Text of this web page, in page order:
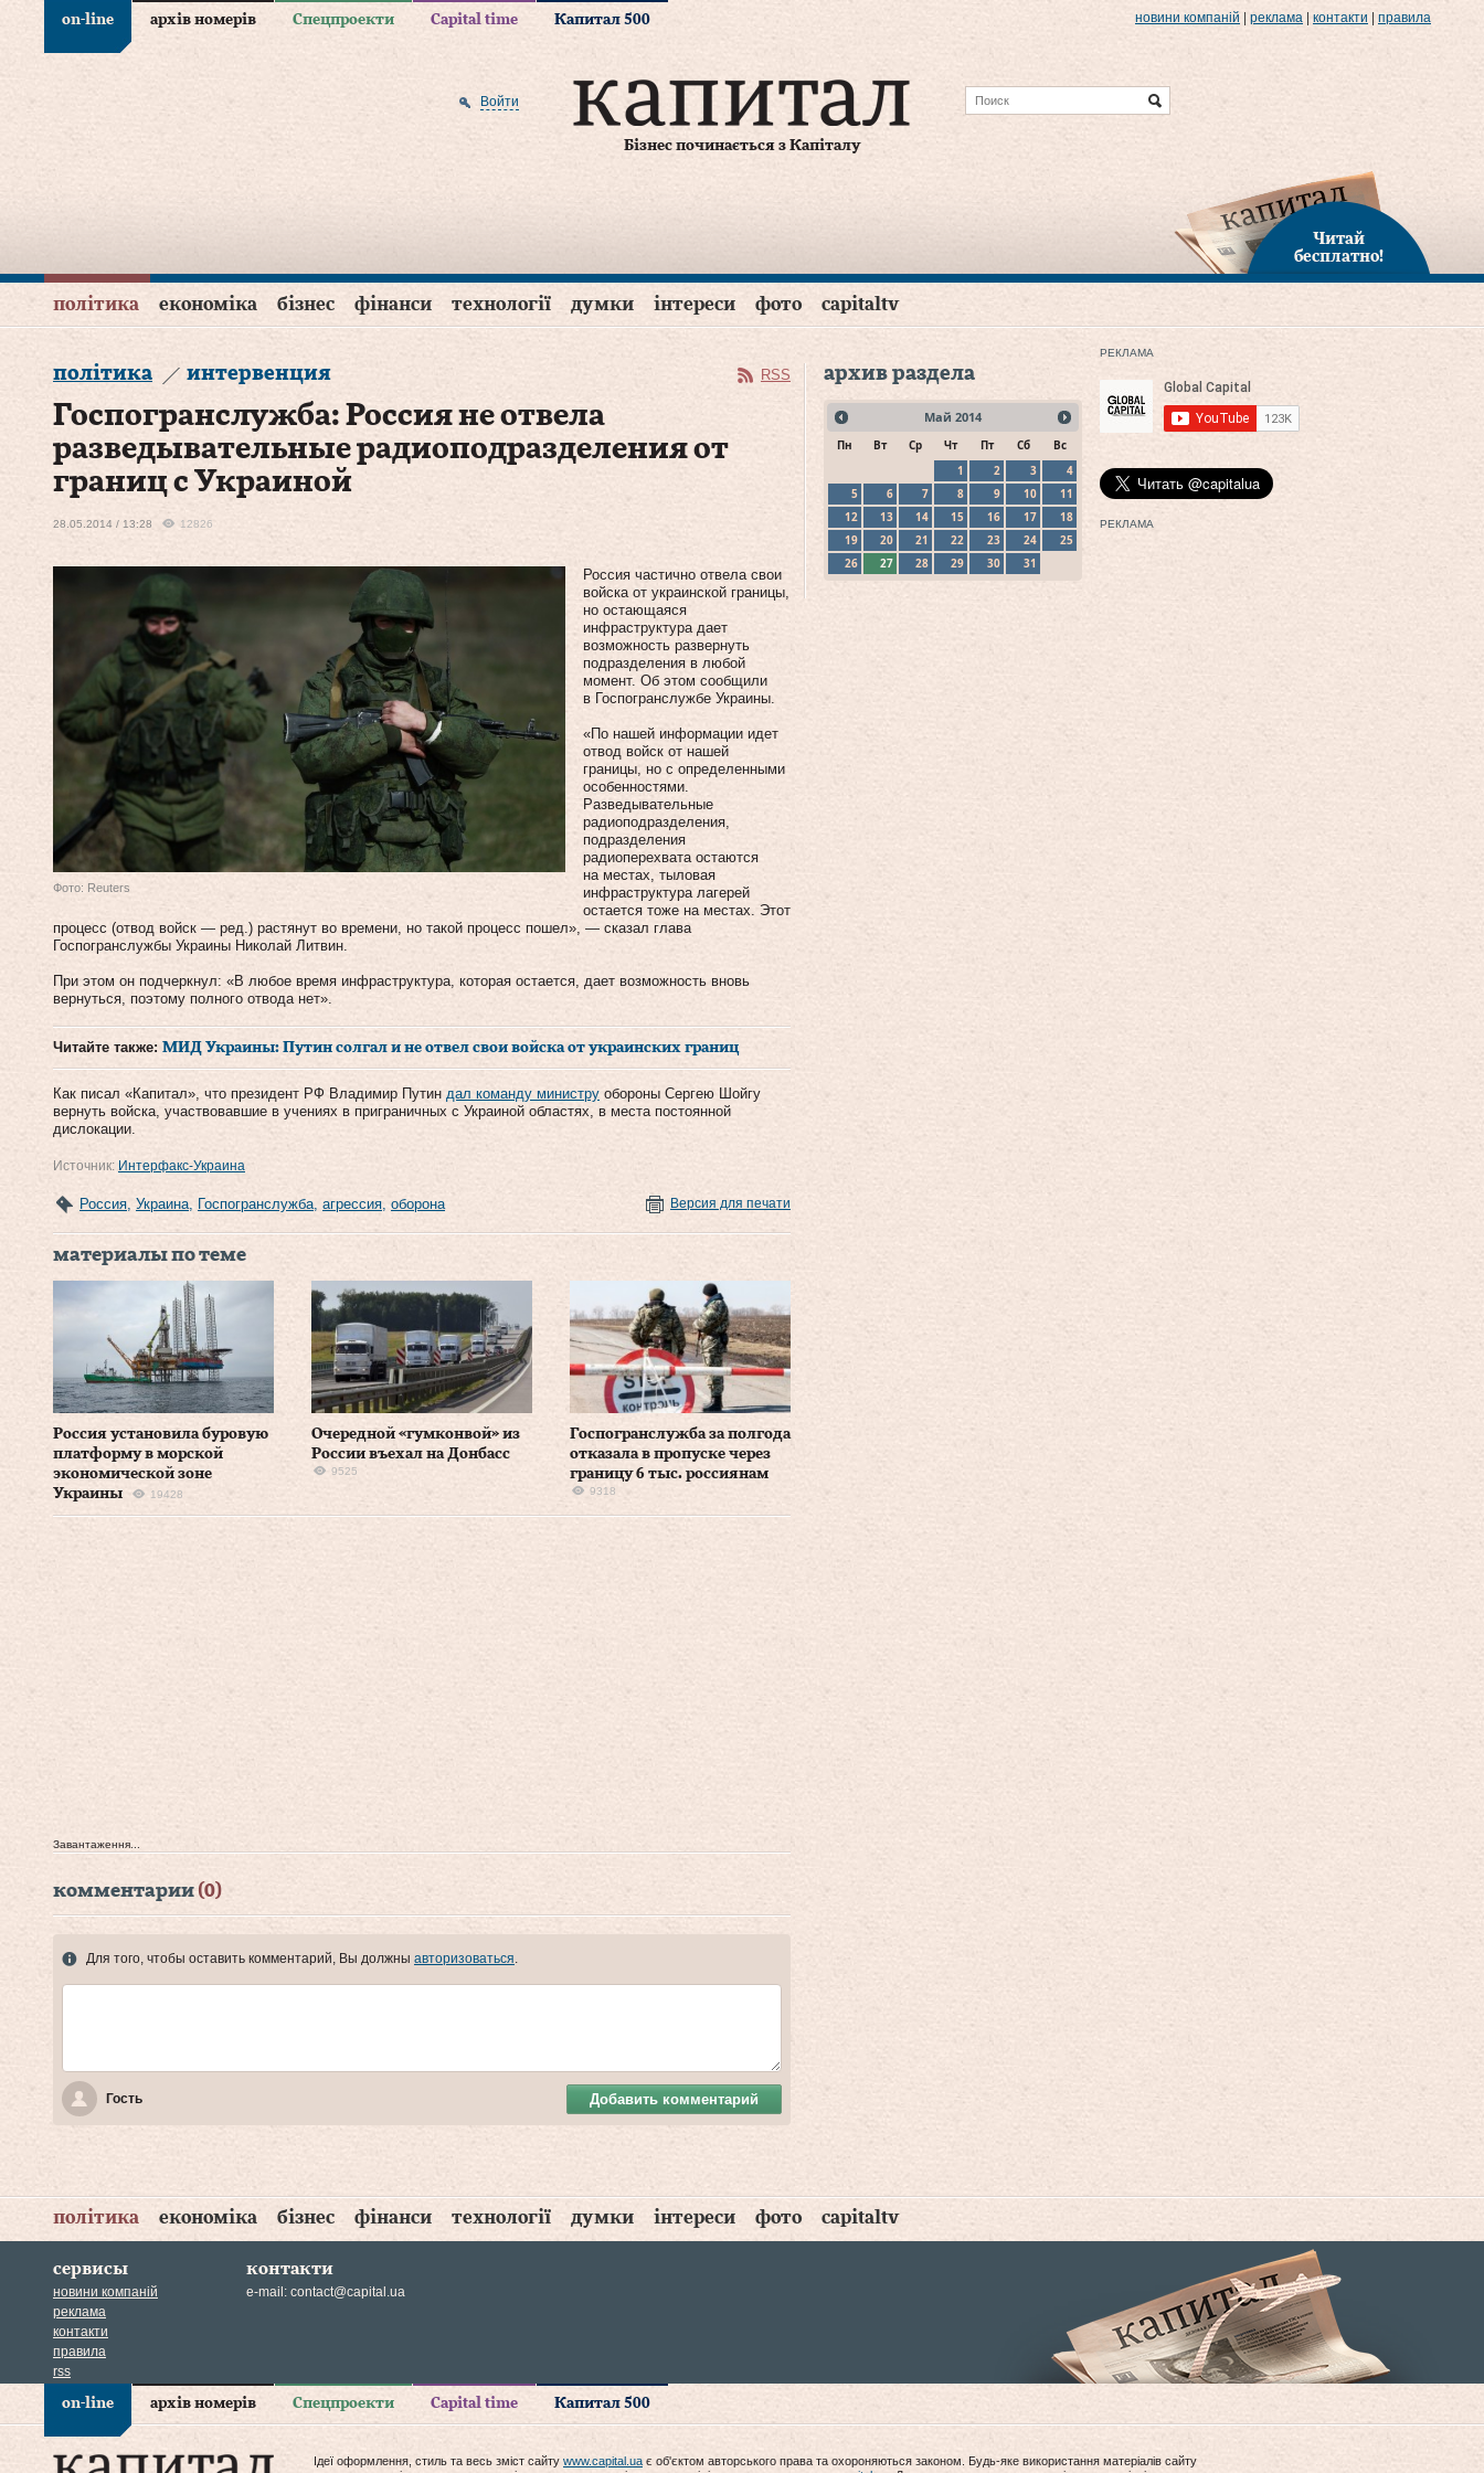
on-line архів номерів Спецпроекти Capital time Капитал 500 новини компаній реклама контакти правила
Бізнес починається з Капіталу
Войти
Читай
бесплатно!
політика економіка бізнес фінанси технології думки інтереси фото capitaltv
політика интервенция RSS
Госпогранслужба: Россия не отвела
разведывательные радиоподразделения от
границ с Украиной
28.05.2014 / 13:28 12826
Фото: Reuters
Россия частично отвела свои
войска от украинской границы,
но остающаяся
инфраструктура дает
возможность развернуть
подразделения в любой
момент. Об этом сообщили
в Госпогранслужбе Украины.
«По нашей информации идет
отвод войск от нашей
границы, но с определенными
особенностями.
Разведывательные
радиоподразделения,
подразделения
радиоперехвата остаются
на местах, тыловая
инфраструктура лагерей
остается тоже на местах. Этот
процесс (отвод войск — ред.) растянут во времени, но такой процесс пошел», — сказал глава
Госпогранслужбы Украины Николай Литвин.
При этом он подчеркнул: «В любое время инфраструктура, которая остается, дает возможность вновь
вернуться, поэтому полного отвода нет».
Читайте также: МИД Украины: Путин солгал и не отвел свои войска от украинских границ
Как писал «Капитал», что президент РФ Владимир Путин дал команду министру обороны Сергею Шойгу
вернуть войска, участвовавшие в учениях в приграничных с Украиной областях, в места постоянной
дислокации.
Источник: Интерфакс-Украина
Россия, Украина, Госпогранслужба, агрессия, оборона Версия для печати
материалы по теме
Россия установила буровую
платформу в морской
экономической зоне
Украины
19428
Очередной «гумконвой» из
России въехал на Донбасс
9525
Госпогранслужба за полгода
отказала в пропуске через
границу 6 тыс. россиянам
9318
Завантаження...
комментарии (0)
Для того, чтобы оставить комментарий, Вы должны авторизоваться.
Гость Добавить комментарий
архив раздела
Май 2014
Пн Вт Ср Чт Пт Сб
Вс
1
2 3
4
5
6 7 8 9 10
11
12
13 14 15 16 17
18
19
20 21 22 23 24
25
26
27 28 29 30 31
РЕКЛАМА
РЕКЛАМА
політика економіка бізнес фінанси технології думки інтереси фото capitaltv
сервисы
новини компаній
реклама
контакти
правила
rss
контакти
e-mail: contact@capital.ua
on-line архів номерів Спецпроекти Capital time Капитал 500
Ідеї оформлення, стиль та весь зміст сайту www.capital.ua є об'єктом авторського права та охороняються законом. Будь-яке використання матеріалів сайту